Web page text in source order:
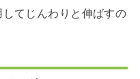
てじんわりと伸ばすの